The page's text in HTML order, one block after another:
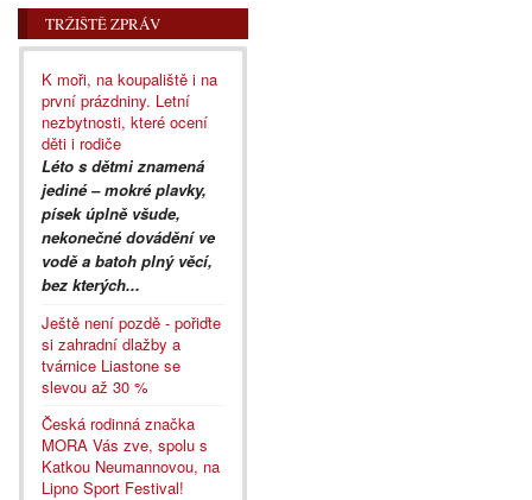
TRŽIŠTĚ ZPRÁV
K moři, na koupaliště i na
první prázdniny. Letní
nezbytnosti, které ocení
děti i rodiče
Léto s dětmi znamená
jediné – mokré plavky,
písek úplně všude,
nekonečné dovádění ve
vodě a batoh plný věcí,
bez kterých...
Ještě není pozdě - pořiďte
si zahradní dlažby a
tvárnice Liastone se
slevou až 30 %
Česká rodinná značka
MORA Vás zve, spolu s
Katkou Neumannovou, na
Lipno Sport Festival!